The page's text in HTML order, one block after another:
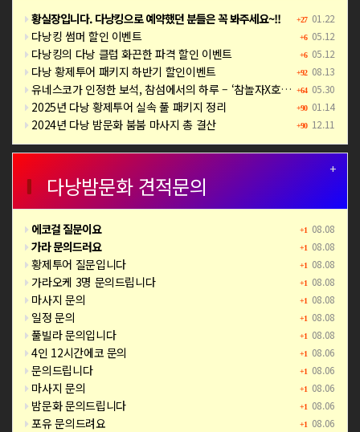
+27 01.22
황실장입니다. 다낭킹으로 예약했던 분들은 꼭 봐주세요~!!
+6 05.12
다낭킹 썸머 할인 이벤트
+6 05.12
다낭킹의 다낭 클럽 화끈한 파격 할인 이벤트
+92 08.13
다낭 황제투어 패키지 하반기 할인이벤트
+64 05.30
유네스코가 인정한 보석, 참섬에서의 하루 – ‘참놀자X호핑투어’ 완전정복
+90 01.14
2025년 다낭 황제투어 실속 풀 패키지 정리
+90 12.11
2024년 다낭 밤문화 붐붐 마사지 총 결산
+
다낭밤문화 견적문의
+1 08.08
에코걸 질문이요
+1 08.08
가라 문의드러요
+1 08.08
황제투어 질문입니다
+1 08.08
가라오케 3명 문의드립니다
+1 08.08
마사지 문의
+1 08.08
일정 문의
+1 08.08
풀빌라 문의입니다
+1 08.06
4인 12시간에코 문의
+1 08.06
문의드립니다
+1 08.06
마사지 문의
+1 08.06
밤문화 문의드립니다
+1 08.06
포유 문의드려요